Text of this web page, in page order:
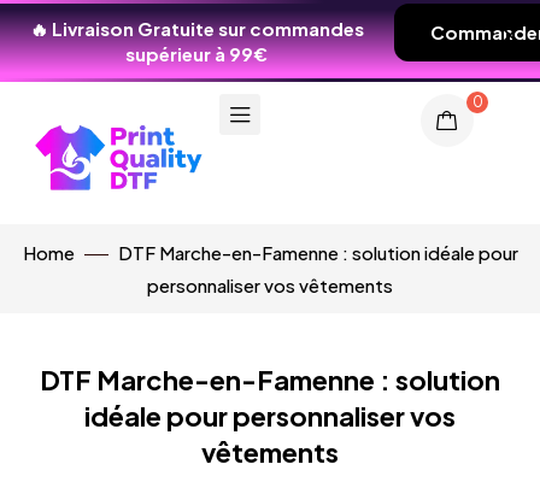
🔥 Livraison Gratuite sur commandes
supérieur à 99€
0
Home
DTF Marche-en-Famenne : solution idéale pour
personnaliser vos vêtements
DTF Marche-en-Famenne : solution
idéale pour personnaliser vos
vêtements